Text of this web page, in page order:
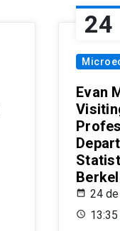
24
Evan
24